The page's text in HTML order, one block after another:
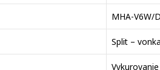
MHA-V6W/
Split –